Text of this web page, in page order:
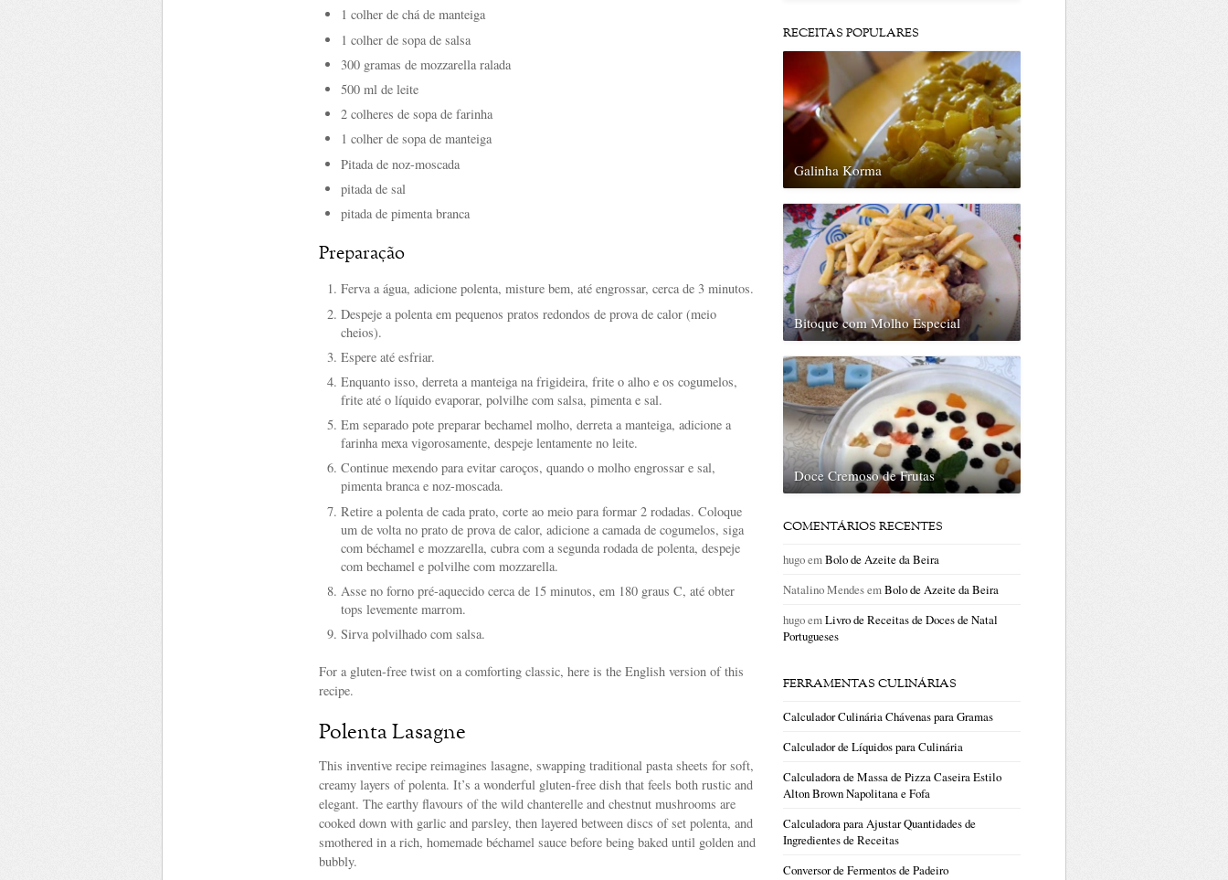
1 colher de chá de manteiga
1 colher de sopa de salsa
300 gramas de mozzarella ralada
500 ml de leite
2 colheres de sopa de farinha
1 colher de sopa de manteiga
Pitada de noz-moscada
pitada de sal
pitada de pimenta branca
Preparação
Ferva a água, adicione polenta, misture bem, até engrossar, cerca de 3 minutos.
Despeje a polenta em pequenos pratos redondos de prova de calor (meio
cheios).
Espere até esfriar.
Enquanto isso, derreta a manteiga na frigideira, frite o alho e os cogumelos,
frite até o líquido evaporar, polvilhe com salsa, pimenta e sal.
Em separado pote preparar bechamel molho, derreta a manteiga, adicione a
farinha mexa vigorosamente, despeje lentamente no leite.
Continue mexendo para evitar caroços, quando o molho engrossar e sal,
pimenta branca e noz-moscada.
Retire a polenta de cada prato, corte ao meio para formar 2 rodadas. Coloque
um de volta no prato de prova de calor, adicione a camada de cogumelos, siga
com béchamel e mozzarella, cubra com a segunda rodada de polenta, despeje
com bechamel e polvilhe com mozzarella.
Asse no forno pré-aquecido cerca de 15 minutos, em 180 graus C, até obter
tops levemente marrom.
Sirva polvilhado com salsa.
For a gluten-free twist on a comforting classic, here is the English version of this
recipe.
Polenta Lasagne
This inventive recipe reimagines lasagne, swapping traditional pasta sheets for soft,
creamy layers of polenta. It’s a wonderful gluten-free dish that feels both rustic and
elegant. The earthy flavours of the wild chanterelle and chestnut mushrooms are
cooked down with garlic and parsley, then layered between discs of set polenta, and
smothered in a rich, homemade béchamel sauce before being baked until golden and
bubbly.
RECEITAS POPULARES
Galinha Korma
Bitoque com Molho Especial
Doce Cremoso de Frutas
COMENTÁRIOS RECENTES
hugoemBolo de Azeite da Beira
Natalino MendesemBolo de Azeite da Beira
hugoemLivro de Receitas de Doces de Natal
Portugueses
FERRAMENTAS CULINÁRIAS
Calculador Culinária Chávenas para Gramas
Calculador de Líquidos para Culinária
Calculadora de Massa de Pizza Caseira Estilo
Alton Brown Napolitana e Fofa
Calculadora para Ajustar Quantidades de
Ingredientes de Receitas
Conversor de Fermentos de Padeiro